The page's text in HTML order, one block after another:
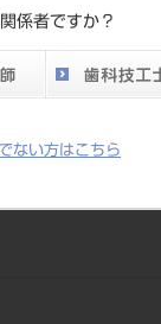
係者ですか？
ない方はこちら